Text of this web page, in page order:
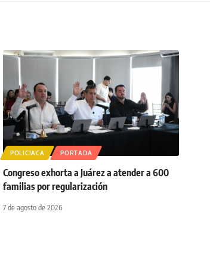
POLICIACA PORTADA
Congreso exhorta a Juárez a atender a 600
familias por regularización
7 de agosto de 2026